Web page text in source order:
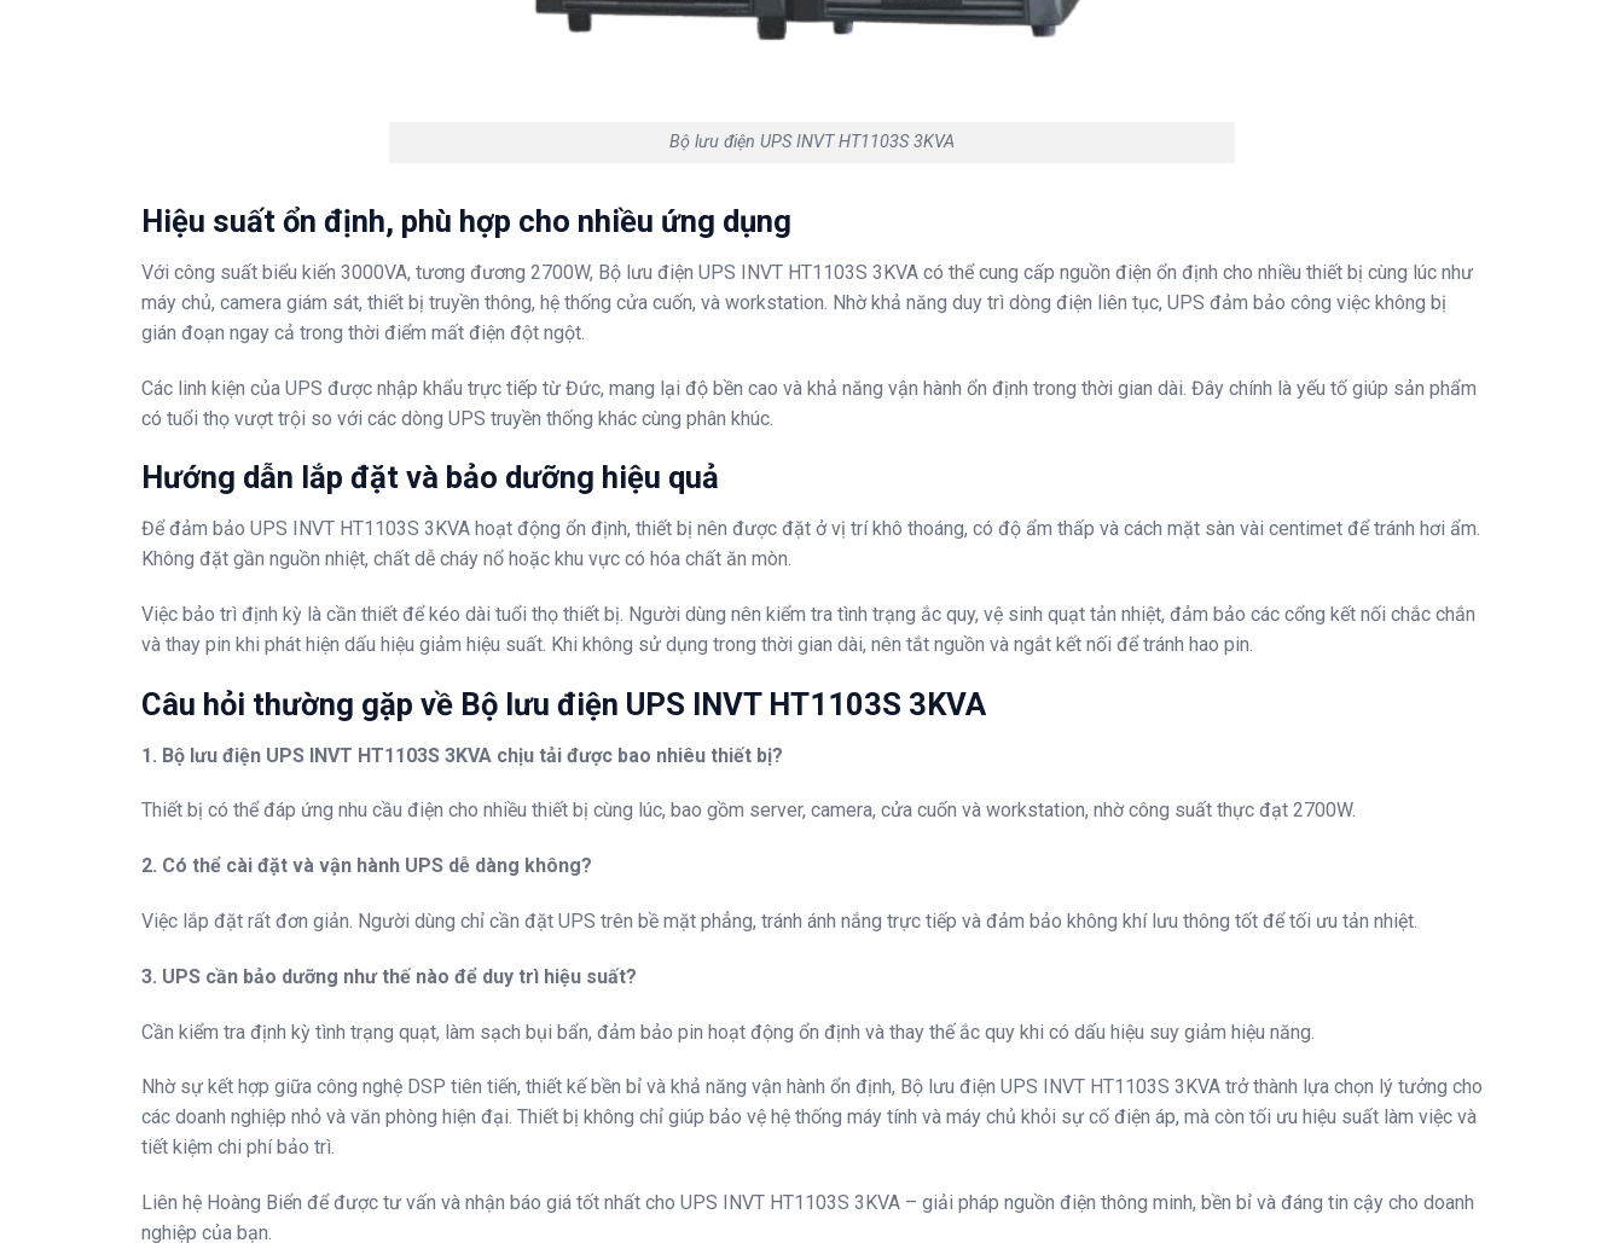
Bộ lưu điện UPS INVT HT1103S 3KVA
Hiệu suất ổn định, phù hợp cho nhiều ứng dụng
Với công suất biểu kiến 3000VA, tương đương 2700W, Bộ lưu điện UPS INVT HT1103S 3KVA có thể cung cấp nguồn điện ổn định cho nhiều thiết bị cùng lúc như
máy chủ, camera giám sát, thiết bị truyền thông, hệ thống cửa cuốn, và workstation. Nhờ khả năng duy trì dòng điện liên tục, UPS đảm bảo công việc không bị
gián đoạn ngay cả trong thời điểm mất điện đột ngột.
Các linh kiện của UPS được nhập khẩu trực tiếp từ Đức, mang lại độ bền cao và khả năng vận hành ổn định trong thời gian dài. Đây chính là yếu tố giúp sản phẩm
có tuổi thọ vượt trội so với các dòng UPS truyền thống khác cùng phân khúc.
Hướng dẫn lắp đặt và bảo dưỡng hiệu quả
Để đảm bảo UPS INVT HT1103S 3KVA hoạt động ổn định, thiết bị nên được đặt ở vị trí khô thoáng, có độ ẩm thấp và cách mặt sàn vài centimet để tránh hơi ẩm.
Không đặt gần nguồn nhiệt, chất dễ cháy nổ hoặc khu vực có hóa chất ăn mòn.
Việc bảo trì định kỳ là cần thiết để kéo dài tuổi thọ thiết bị. Người dùng nên kiểm tra tình trạng ắc quy, vệ sinh quạt tản nhiệt, đảm bảo các cổng kết nối chắc chắn
và thay pin khi phát hiện dấu hiệu giảm hiệu suất. Khi không sử dụng trong thời gian dài, nên tắt nguồn và ngắt kết nối để tránh hao pin.
Câu hỏi thường gặp về Bộ lưu điện UPS INVT HT1103S 3KVA
1. Bộ lưu điện UPS INVT HT1103S 3KVA chịu tải được bao nhiêu thiết bị?
Thiết bị có thể đáp ứng nhu cầu điện cho nhiều thiết bị cùng lúc, bao gồm server, camera, cửa cuốn và workstation, nhờ công suất thực đạt 2700W.
2. Có thể cài đặt và vận hành UPS dễ dàng không?
Việc lắp đặt rất đơn giản. Người dùng chỉ cần đặt UPS trên bề mặt phẳng, tránh ánh nắng trực tiếp và đảm bảo không khí lưu thông tốt để tối ưu tản nhiệt.
3. UPS cần bảo dưỡng như thế nào để duy trì hiệu suất?
Cần kiểm tra định kỳ tình trạng quạt, làm sạch bụi bẩn, đảm bảo pin hoạt động ổn định và thay thế ắc quy khi có dấu hiệu suy giảm hiệu năng.
Nhờ sự kết hợp giữa công nghệ DSP tiên tiến, thiết kế bền bỉ và khả năng vận hành ổn định, Bộ lưu điện UPS INVT HT1103S 3KVA trở thành lựa chọn lý tưởng cho
các doanh nghiệp nhỏ và văn phòng hiện đại. Thiết bị không chỉ giúp bảo vệ hệ thống máy tính và máy chủ khỏi sự cố điện áp, mà còn tối ưu hiệu suất làm việc và
tiết kiệm chi phí bảo trì.
Liên hệ Hoàng Biển để được tư vấn và nhận báo giá tốt nhất cho UPS INVT HT1103S 3KVA – giải pháp nguồn điện thông minh, bền bỉ và đáng tin cậy cho doanh
nghiệp của bạn.